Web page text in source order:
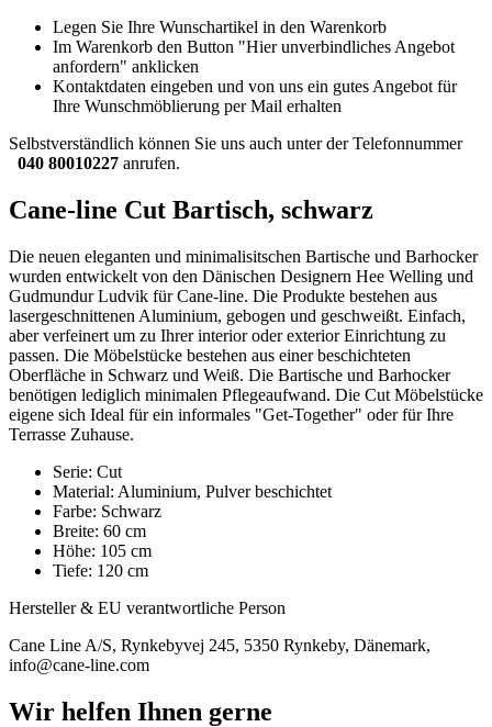
Legen Sie Ihre Wunschartikel in den Warenkorb
Im Warenkorb den Button "Hier unverbindliches Angebot
anfordern" anklicken
Kontaktdaten eingeben und von uns ein gutes Angebot für
Ihre Wunschmöblierung per Mail erhalten
Selbstverständlich können Sie uns auch unter der Telefonnummer
040 80010227 anrufen.
Cane-line Cut Bartisch, schwarz
Die neuen eleganten und minimalisitschen Bartische und Barhocker
wurden entwickelt von den Dänischen Designern Hee Welling und
Gudmundur Ludvik für Cane-line. Die Produkte bestehen aus
lasergeschnittenen Aluminium, gebogen und geschweißt. Einfach,
aber verfeinert um zu Ihrer interior oder exterior Einrichtung zu
passen. Die Möbelstücke bestehen aus einer beschichteten
Oberfläche in Schwarz und Weiß. Die Bartische und Barhocker
benötigen lediglich minimalen Pflegeaufwand. Die Cut Möbelstücke
eigene sich Ideal für ein informales "Get-Together" oder für Ihre
Terrasse Zuhause.
Serie: Cut
Material: Aluminium, Pulver beschichtet
Farbe: Schwarz
Breite: 60 cm
Höhe: 105 cm
Tiefe: 120 cm
Hersteller & EU verantwortliche Person
Cane Line A/S, Rynkebyvej 245, 5350 Rynkeby, Dänemark,
info@cane-line.com
Wir helfen Ihnen gerne